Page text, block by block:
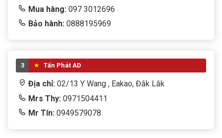
Mua hàng: 097 3012696
Bảo hành: 0888195969
3 Tấn Phát AD
Địa chỉ: 02/13 Y Wang , Eakao, Đắk Lắk
Mrs Thy: 0971504411
Mr Tín: 0949579078